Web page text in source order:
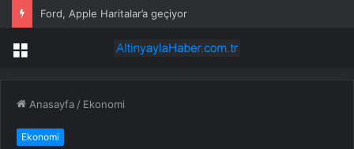
Menü
Anasayfa / Ekonomi
Ekonomi